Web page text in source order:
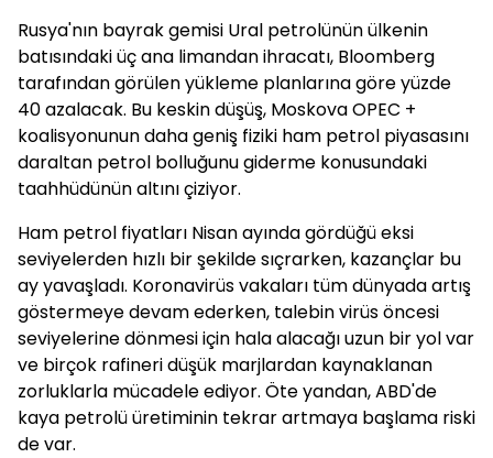
Rusya'nın bayrak gemisi Ural petrolünün ülkenin
batısındaki üç ana limandan ihracatı, Bloomberg
tarafından görülen yükleme planlarına göre yüzde
40 azalacak. Bu keskin düşüş, Moskova OPEC +
koalisyonunun daha geniş fiziki ham petrol piyasasını
daraltan petrol bolluğunu giderme konusundaki
taahhüdünün altını çiziyor.
Ham petrol fiyatları Nisan ayında gördüğü eksi
seviyelerden hızlı bir şekilde sıçrarken, kazançlar bu
ay yavaşladı. Koronavirüs vakaları tüm dünyada artış
göstermeye devam ederken, talebin virüs öncesi
seviyelerine dönmesi için hala alacağı uzun bir yol var
ve birçok rafineri düşük marjlardan kaynaklanan
zorluklarla mücadele ediyor. Öte yandan, ABD'de
kaya petrolü üretiminin tekrar artmaya başlama riski
de var.